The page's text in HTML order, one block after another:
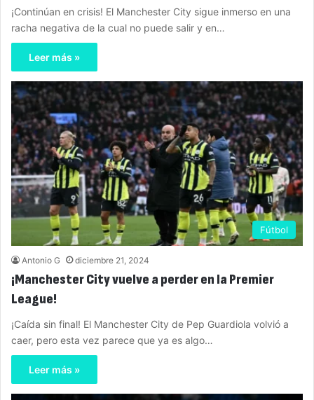
¡Continúan en crisis! El Manchester City sigue inmerso en una
racha negativa de la cual no puede salir y en…
Leer más »
Fútbol
Antonio G diciembre 21, 2024
¡Manchester City vuelve a perder en la Premier
League!
¡Caída sin final! El Manchester City de Pep Guardiola volvió a
caer, pero esta vez parece que ya es algo…
Leer más »